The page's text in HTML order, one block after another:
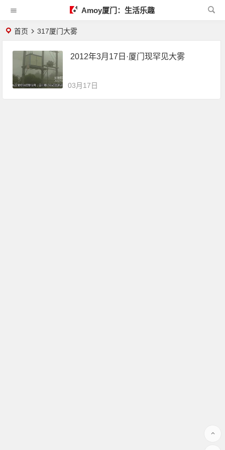
Amoy厦门：生活乐趣
首页 317厦门大雾
2012年3月17日·厦门现罕见大雾
03月17日